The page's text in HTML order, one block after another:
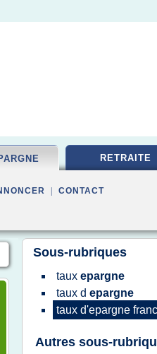
RETRAITE
CONTACT
Sous-rubriques
taux epargne
taux d epargne
taux d'epargne
Autres sous-